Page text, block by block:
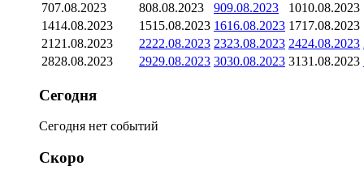
707.08.2023 808.08.2023 909.08.2023 1010.08.2023
1414.08.2023 1515.08.2023 1616.08.2023 1717.08.2023
21 21.08.2023 2222.08.2023 2323.08.2023 2424.08.2023
2828.08.2023 2929.08.2023 3030.08.2023 3131.08.2023
Сегодня
Сегодня нет событий
Скоро